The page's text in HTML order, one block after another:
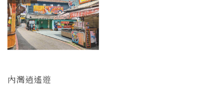
內灣逍遙遊